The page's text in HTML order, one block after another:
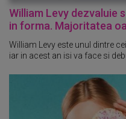
William Levy dezvaluie
in forma. Majoritatea
William Levy este unul dintre
iar in acest an isi va face si